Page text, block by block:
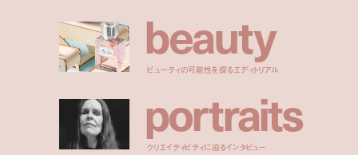
beauty
ビューティの可能性を探るエディトリアル
portraits
クリエイティビティに迫るインタビュー